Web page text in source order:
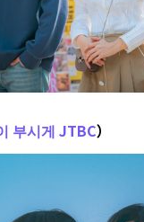
부시게 JTBC）